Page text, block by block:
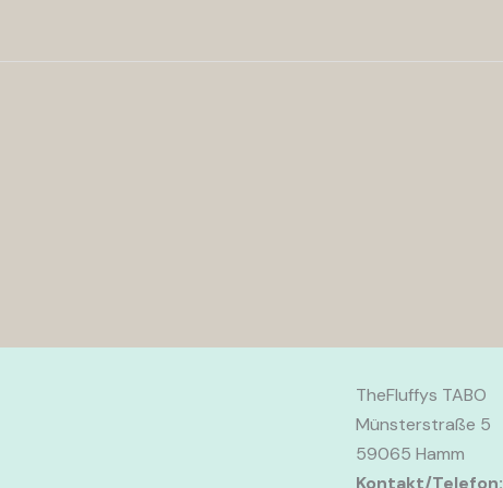
TheFluffys TABO
Münsterstraße 5
59065 Hamm
Kontakt/Telefon: